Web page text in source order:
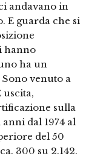
andavano in
E guarda che si
hanno
ha un
venuto a
uscita,
sulla
dal 1974 al
del 50
300 su 2.142.